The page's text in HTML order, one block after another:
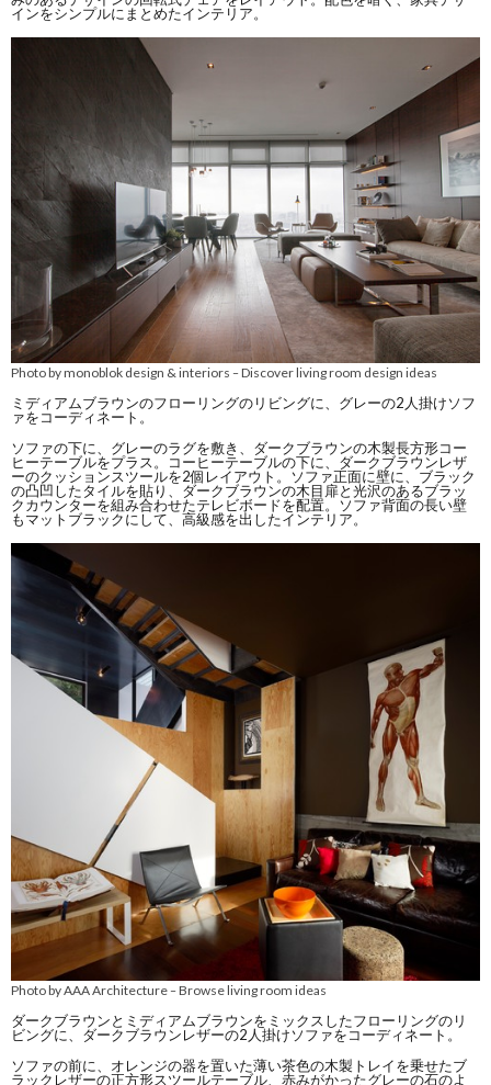
インをシンプルにまとめたインテリア。
Photo by monoblok design & interiors –Discover living room design ideas
ミディアムブラウンのフローリングのリビングに、グレーの2人掛けソフ
ァをコーディネート。
ソファの下に、グレーのラグを敷き、ダークブラウンの木製長方形コー
ヒーテーブルをプラス。コーヒーテーブルの下に、ダークブラウンレザ
ーのクッションスツールを2個レイアウト。ソファ正面に壁に、ブラック
の凸凹したタイルを貼り、ダークブラウンの木目扉と光沢のあるブラッ
クカウンターを組み合わせたテレビボードを配置。ソファ背面の長い壁
もマットブラックにして、高級感を出したインテリア。
Photo by AAA Architecture–Browse living room ideas
ダークブラウンとミディアムブラウンをミックスしたフローリングのリ
ビングに、ダークブラウンレザーの2人掛けソファをコーディネート。
ソファの前に、オレンジの器を置いた薄い茶色の木製トレイを乗せたブ
ラックレザーの正方形スツールテーブル、赤みがかったグレーの石のよ